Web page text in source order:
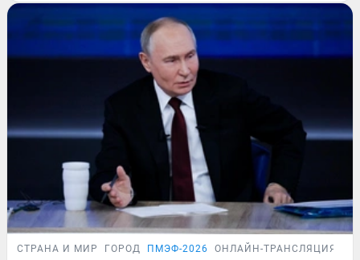
СТРАНА И МИР ГОРОД ПМЭФ-2026 ОНЛАЙН-ТРАНСЛЯЦИЯ